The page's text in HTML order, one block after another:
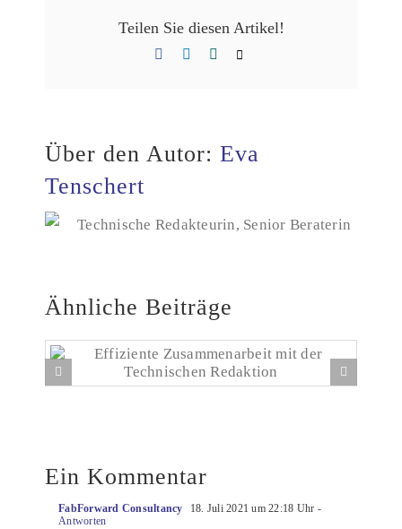
Teilen Sie diesen Artikel!
FacebookLinkedIn
Xing
Über den Autor: Eva
Tenschert
Technische Redakteurin, Senior Beraterin
Ähnliche Beiträge
Ein Kommentar
FabForward Consultancy 18. Juli 2021 um 22:18 Uhr -
Antworten